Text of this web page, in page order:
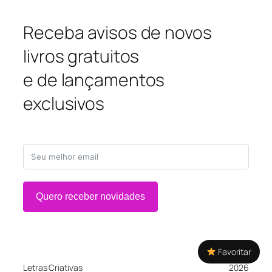
Receba avisos de novos
livros gratuitos
e de lançamentos
exclusivos
Quero receber novidades
Letras Criativas 2026
Favoritar